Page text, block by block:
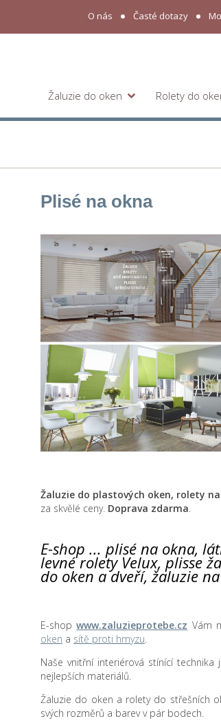
O nás Časté dotazy
Žaluzie do oken Rolety do
Plisé na okna
Žaluzie do plastových oken, rolety
za skvělé ceny. Doprava zdarma.
E-shop ... plisé na okna,
levné rolety Velux, plisse
do oken a dveří, žaluzie
E-shopwww.zaluzieprotebe.cz Vám
oken a sítě proti hmyzu.
Naše vnitřní interiérová stínící
nejlepších materiálů.
Žaluzie do oken a rolety do střešních
svých rozměrů a barev v pár bodech.